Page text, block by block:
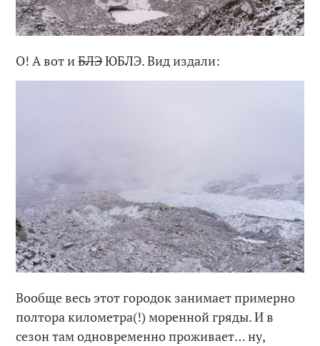
О! А вот иБЛЭЮБЛЭ. Вид издали:
Вообще весь этот городок занимает примерно
полтора километра(!) моренной гряды. И в
сезон там одновременно проживает… ну,